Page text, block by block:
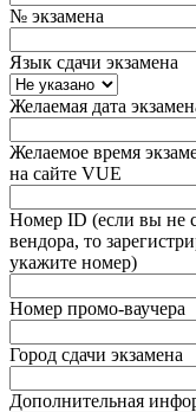
№ экзамена
Язык сдачи экзамена
Желаемая дата
Желаемое время
на сайте VUE
Номер ID (если вы не
вендора, то
укажите номер)
Номер промо-ваучера
Город сдачи экзамена
Дополнительная